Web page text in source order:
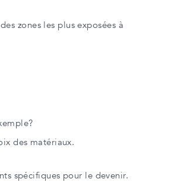
zones les plus exposées à
des matériaux.
spécifiques pour le devenir.